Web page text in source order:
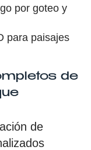
por goteo y
para paisajes
de
de